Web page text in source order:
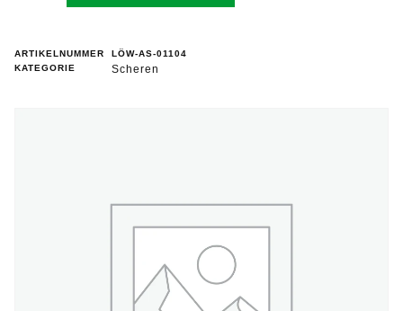
ARTIKELNUMMER
LÖW-AS-01104
KATEGORIE
Scheren